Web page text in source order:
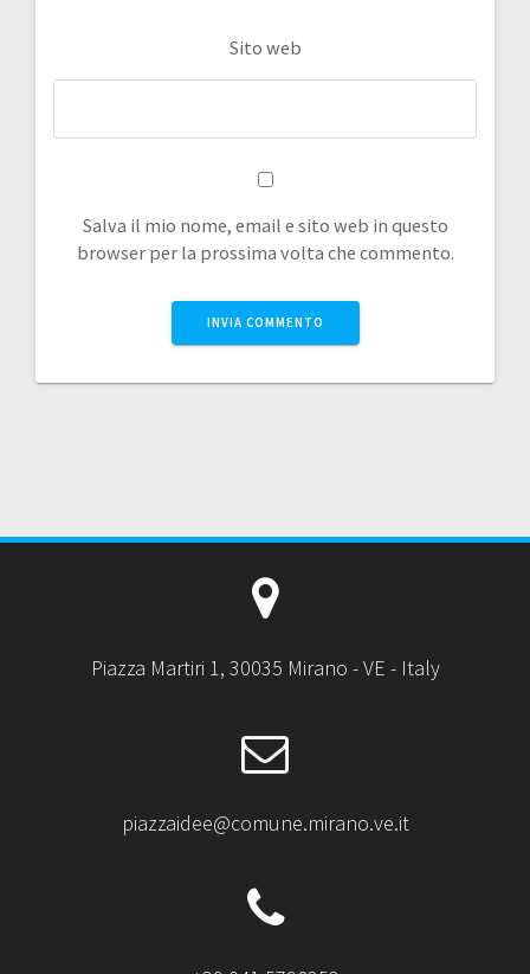
Sito web
Salva il mio nome, email e sito web in questo
browser per la prossima volta che commento.
Piazza Martiri 1, 30035 Mirano - VE - Italy
piazzaidee@comune.mirano.ve.it